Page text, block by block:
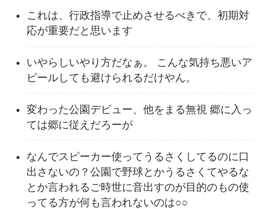
これは、行政指導で止めさせるべきで、初期対
応が重要だと思います
いやらしいやり方だなぁ。 こんな気持ち悪いア
ピールしても避けられるだけやん。
変わった公園デビュー、他をまる無視 郷に入っ
ては郷に従えだろーが
なんでスピーカー使ってうるさくしてるのに口
出さないの？公園で野球とかうるさくてやるな
とか言われるご時世に音出すのが目的のもの使
ってる方が何も言われないのは○○